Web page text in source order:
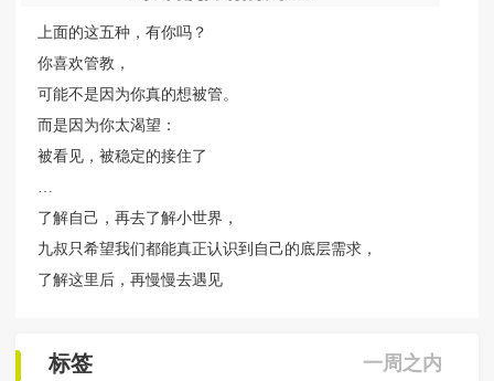
上面的这五种，有你吗？
你喜欢管教，
可能不是因为你真的想被管。
而是因为你太渴望：
被看见，被稳定的接住了
…
了解自己，再去了解小世界，
九叔只希望我们都能真正认识到自己的底层需求，
了解这里后，再慢慢去遇见
标签 一周之内